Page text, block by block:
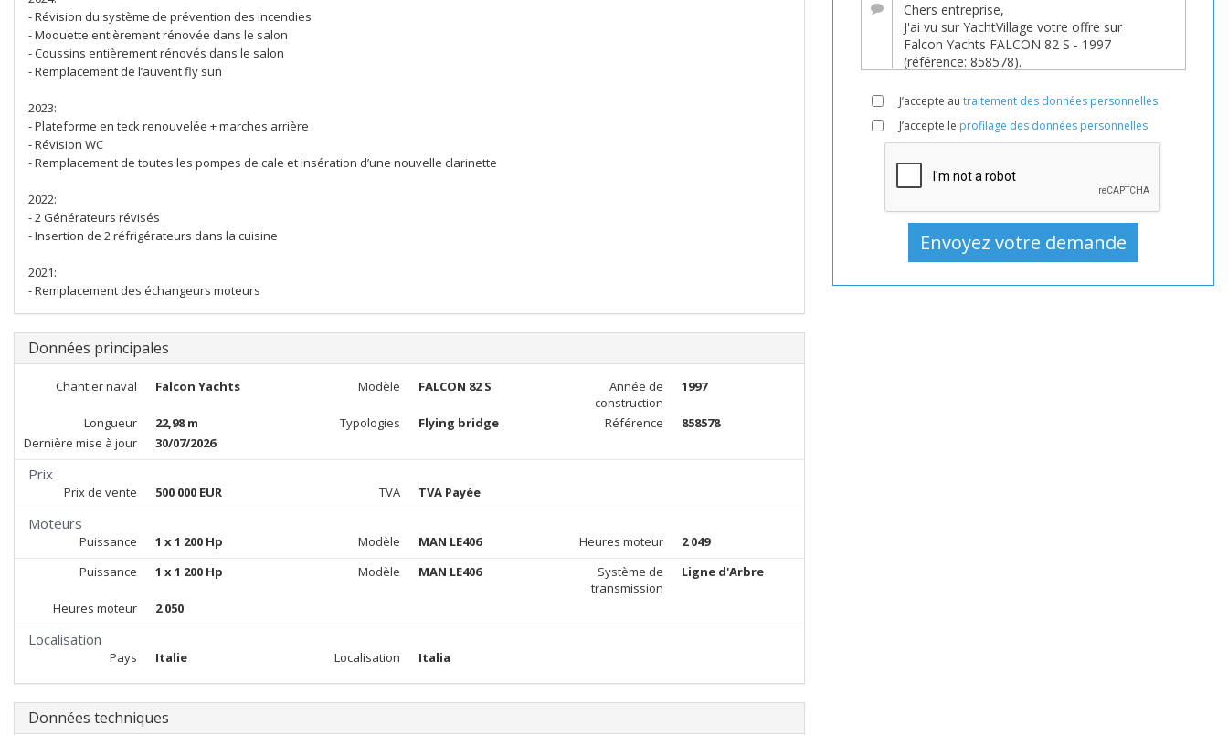
YachtVillage.net.
Bateau,
Bateaux,
En
vente,
D'occasion,
Bateau
à
moteur
En
- Révision du système de prévention des incendies
- Moquette entièrement rénovée dans le salon
- Coussins entièrement rénovés dans le salon
- Remplacement de l’auvent fly sun
2023:
- Plateforme en teck renouvelée + marches arrière
- Révision WC
- Remplacement de toutes les pompes de cale et insération d’une nouvelle clarinette
2022:
- 2 Générateurs révisés
- Insertion de 2 réfrigérateurs dans la cuisine
2021:
- Remplacement des échangeurs moteurs
Données principales
Chantier naval Falcon Yachts Modèle FALCON 82 S
Année de
construction
1997
Longueur 22,98 m Typologies Flying bridge Référence
858578
Dernière mise à jour
30/07/2026
Prix
Prix de vente 500 000 EUR TVA TVA Payée
Moteurs
Puissance 1 x 1 200 Hp Modèle MAN LE406 Heures moteur
2 049
Puissance
1 x 1 200 Hp Modèle MAN LE406
Système de
transmission
Ligne d'Arbre
Heures moteur 2 050
Localisation
Pays Italie Localisation Italia
Données techniques
J’accepte au traitement des données personnelles
J’accepte le profilage des données personnelles